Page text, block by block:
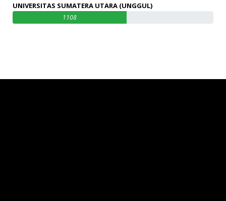
UNIVERSITAS SUMATERA UTARA (UNGGUL)
1108